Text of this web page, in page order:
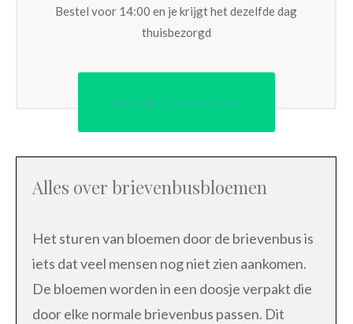
Bestel voor 14:00 en je krijgt het dezelfde dag
thuisbezorgd
Bekijk bloemisten
Alles over brievenbusbloemen
Het sturen van bloemen door de brievenbus is
iets dat veel mensen nog niet zien aankomen.
De bloemen worden in een doosje verpakt die
door elke normale brievenbus passen. Dit